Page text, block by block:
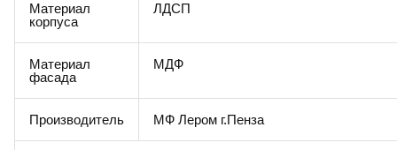
Материал
корпуса
ЛДСП
Материал
фасада
МДФ
Производитель МФ Лером г.Пенза